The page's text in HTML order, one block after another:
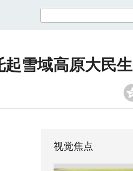
雪域高原大民生
视觉焦点